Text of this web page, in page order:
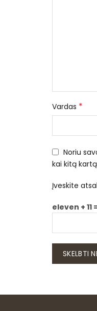
Vardas *
Noriu
kai kitą
Įveskite
eleven + 11